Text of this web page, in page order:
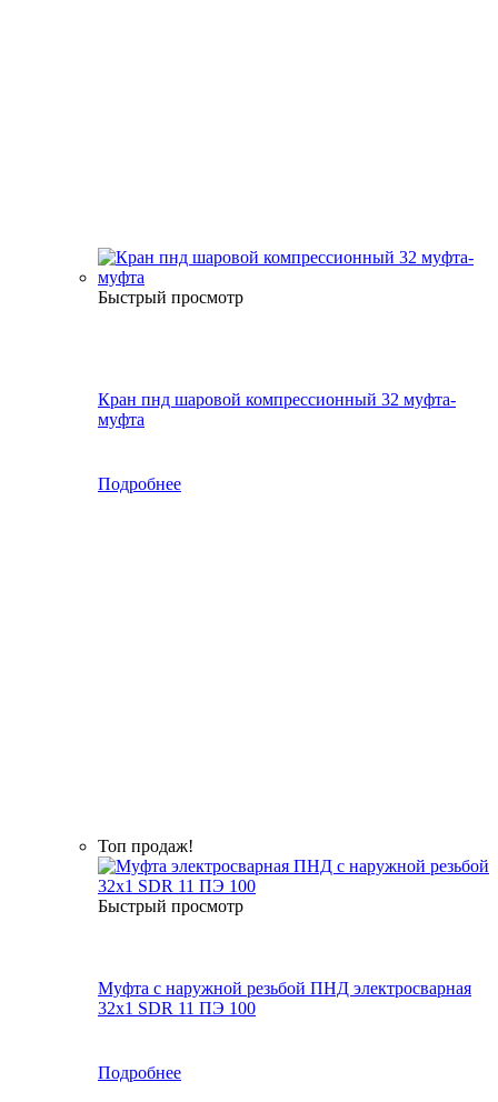
Быстрый просмотр
Кран пнд шаровой компрессионный 32 муфта-
муфта
Подробнее
Топ продаж!
Быстрый просмотр
Муфта с наружной резьбой ПНД электросварная
32x1 SDR 11 ПЭ 100
Подробнее